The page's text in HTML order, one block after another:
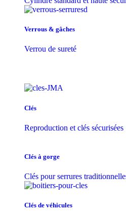
Verrous & gâches
Verrou de sureté
Clés
Reproduction et clés sécurisées
Clés à gorge
Clés pour serrures
Clés de véhicules